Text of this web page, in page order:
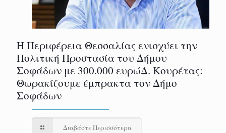
Η Περιφέρεια Θεσσαλίας ενισχύει την
Πολιτική Προστασία του Δήμου
Σοφάδων με 300.000 ευρώΔ. Κουρέτας:
Θωρακίζουμε έμπρακτα τον Δήμο
Σοφάδων
Διαβάστε Περισσότερα